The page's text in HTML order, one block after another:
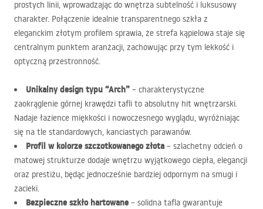
prostych linii, wprowadzając do wnętrza subtelność i luksusowy
charakter. Połączenie idealnie transparentnego szkła z
eleganckim złotym profilem sprawia, że strefa kąpielowa staje się
centralnym punktem aranżacji, zachowując przy tym lekkość i
optyczną przestronność.
Unikalny design typu “Arch” – charakterystyczne
zaokrąglenie górnej krawędzi tafli to absolutny hit wnętrzarski.
Nadaje łazience miękkości i nowoczesnego wyglądu, wyróżniając
się na tle standardowych, kanciastych parawanów.
Profil w kolorze szczotkowanego złota – szlachetny odcień o
matowej strukturze dodaje wnętrzu wyjątkowego ciepła, elegancji
oraz prestiżu, będąc jednocześnie bardziej odpornym na smugi i
zacieki.
Bezpieczne szkło hartowane – solidna tafla gwarantuje